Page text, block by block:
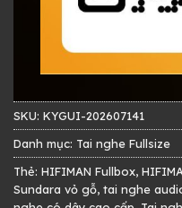
SKU: KYGUI-202607141
Danh mục: Tai nghe Fullsize
Thẻ: HIFIMAN Fullbox,
Sundara vỏ gỗ, tai nghe